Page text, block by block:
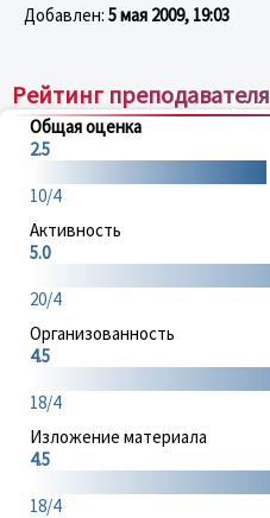
Добавлен: 5 мая 2009, 19:03
Рейтинг преподавателя
Общая оценка
2.5
10/4
Активность
5.0
20/4
Организованность
4.5
18/4
Изложение материала
4.5
18/4